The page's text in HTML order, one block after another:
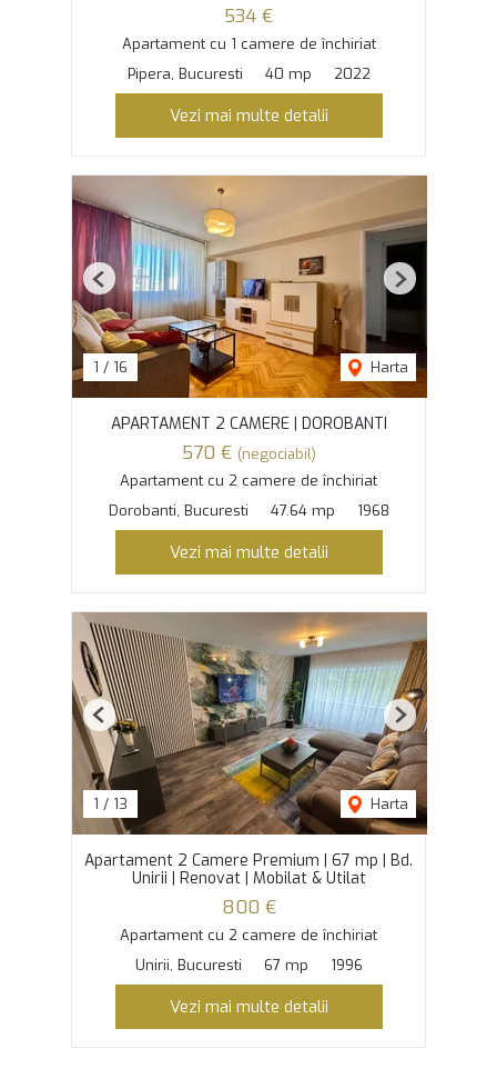
534 €
Apartament cu 1 camere de închiriat
Pipera, Bucuresti
40 mp 2022
Vezi mai multe detalii
1 / 16 Harta
Previous Next
APARTAMENT 2 CAMERE | DOROBANTI
570 € (negociabil)
Apartament cu 2 camere de închiriat
Dorobanti, Bucuresti
47.64 mp 1968
Vezi mai multe detalii
1 / 13 Harta
Previous Next
Apartament 2 Camere Premium | 67 mp | Bd.
Unirii | Renovat | Mobilat & Utilat
800 €
Apartament cu 2 camere de închiriat
Unirii, Bucuresti
67 mp 1996
Vezi mai multe detalii